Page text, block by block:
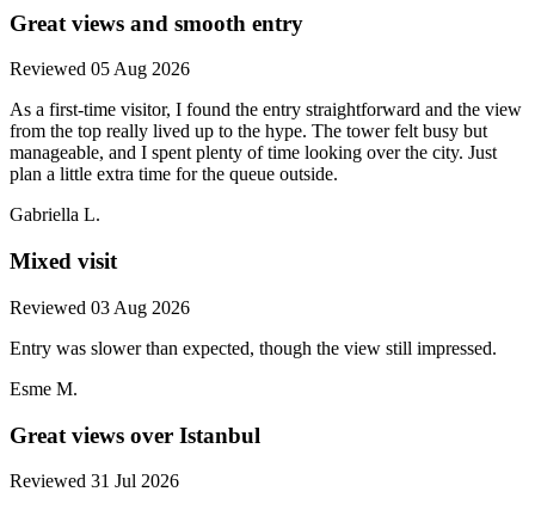
Great views and smooth entry
Reviewed 05 Aug 2026
As a first-time visitor, I found the entry straightforward and the view
from the top really lived up to the hype. The tower felt busy but
manageable, and I spent plenty of time looking over the city. Just
plan a little extra time for the queue outside.
Gabriella L.
Mixed visit
Reviewed 03 Aug 2026
Entry was slower than expected, though the view still impressed.
Esme M.
Great views over Istanbul
Reviewed 31 Jul 2026